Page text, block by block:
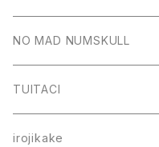
NO MAD NUMSKULL
TUITACI
irojikake